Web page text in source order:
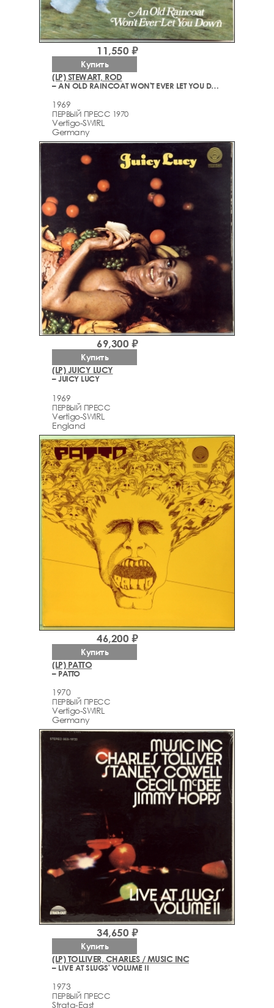
(LP) STEWART, ROD
– AN OLD RAINCOAT WON'T EVER LET YOU DOWN
1969
ПЕРВЫЙ ПРЕСС 1970
Vertigo-SWIRL
Germany
11,550 ₽
Купить
(LP) JUICY LUCY
– JUICY LUCY
1969
ПЕРВЫЙ ПРЕСС
Vertigo-SWIRL
England
69,300 ₽
Купить
(LP) PATTO
– PATTO
1970
ПЕРВЫЙ ПРЕСС
Vertigo-SWIRL
Germany
46,200 ₽
Купить
(LP) TOLLIVER, CHARLES / MUSIC INC
– LIVE AT SLUGS' VOLUME II
1973
ПЕРВЫЙ ПРЕСС
Strata-East
34,650 ₽
Купить